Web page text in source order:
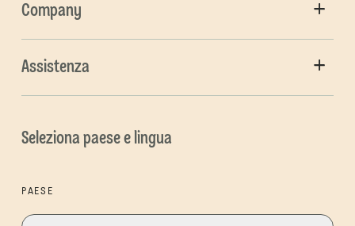
Company
Assistenza
Seleziona paese e lingua
PAESE